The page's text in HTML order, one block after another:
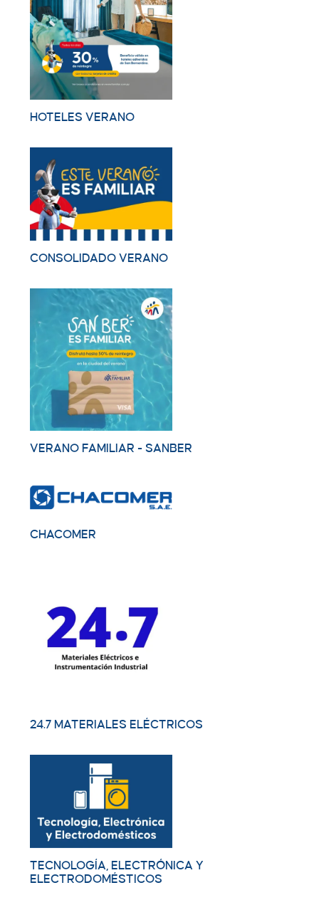
HOTELES VERANO
CONSOLIDADO VERANO
VERANO FAMILIAR - SANBER
CHACOMER
24.7 MATERIALES ELÉCTRICOS
TECNOLOGÍA, ELECTRÓNICA Y
ELECTRODOMÉSTICOS